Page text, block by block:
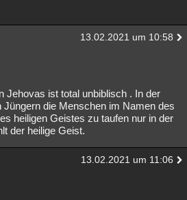
13.02.2021 um 10:58
Jehovas ist total unbiblisch . In der
Jüngern die Menschen im Namen des
heiligen Geistes zu taufen nur in der
der heilige Geist.
13.02.2021 um 11:06